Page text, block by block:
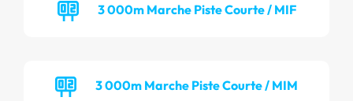
3 000m Marche Piste Courte / MIF
3 000m Marche Piste Courte / MIM